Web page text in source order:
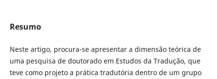
Resumo
Neste artigo, procura-se apresentar a dimensão teórica de
uma pesquisa de doutorado em Estudos da Tradução, que
teve como projeto a prática tradutória dentro de um grupo